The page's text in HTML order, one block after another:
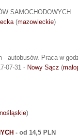
SAMOCHODOWYCH
(mazowieckie)
- autobusów. Praca w
07-31 - Nowy Sącz (
)
- od 14,5 PLN